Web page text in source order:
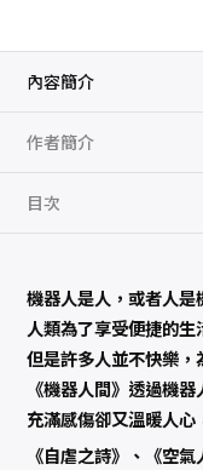
內容簡介
作者簡介
目次
機器人是人，或者人是
人類為了享受便捷的生
但是許多人並不快樂，
《機器人間》透過機
充滿感傷卻又溫暖人心
《自虐之詩》、《空